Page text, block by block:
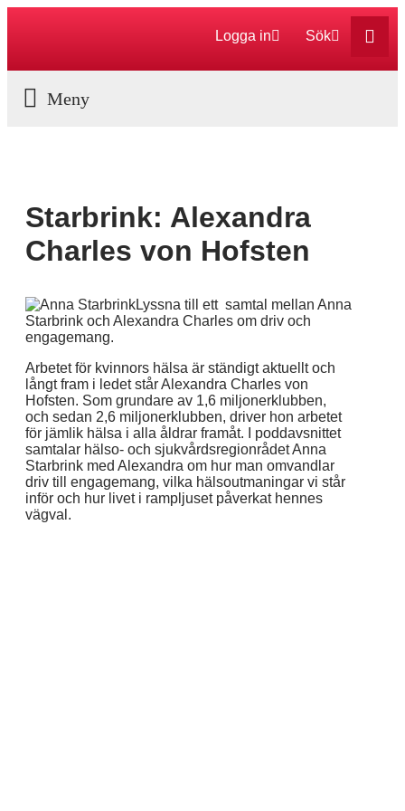
Logga in Sök
Starbrink: Alexandra
Charles von Hofsten
Lyssna till ett samtal mellan Anna
Starbrink och Alexandra Charles om driv och
engagemang.
Arbetet för kvinnors hälsa är ständigt aktuellt och
långt fram i ledet står Alexandra Charles von
Hofsten. Som grundare av 1,6 miljonerklubben,
och sedan 2,6 miljonerklubben, driver hon arbetet
för jämlik hälsa i alla åldrar framåt. I poddavsnittet
samtalar hälso- och sjukvårdsregionrådet Anna
Starbrink med Alexandra om hur man omvandlar
driv till engagemang, vilka hälsoutmaningar vi står
inför och hur livet i rampljuset påverkat hennes
vägval.